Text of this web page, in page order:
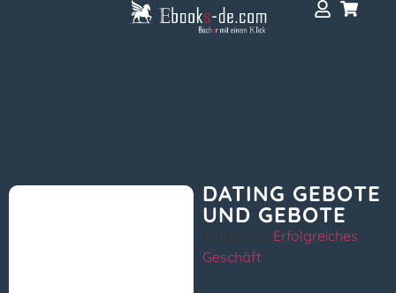
DATING GEBOTE
UND GEBOTE
Erfolgreiches
Geschäft